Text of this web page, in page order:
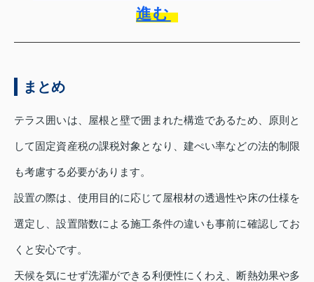
進む
まとめ
テラス囲いは、屋根と壁で囲まれた構造であるため、原則と
して固定資産税の課税対象となり、建ぺい率などの法的制限
も考慮する必要があります。
設置の際は、使用目的に応じて屋根材の透過性や床の仕様を
選定し、設置階数による施工条件の違いも事前に確認してお
くと安心です。
天候を気にせず洗濯ができる利便性にくわえ、断熱効果や多